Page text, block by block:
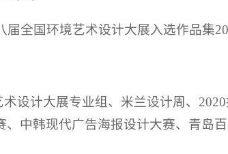
届全国环境艺术设计大展入选作品集
设计大展专业组、米兰设计周、
中韩现代广告海报设计大赛、青岛